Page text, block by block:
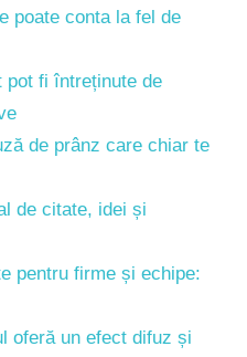
poate conta la fel de
pot fi întreținute de
de prânz care chiar te
de citate, idei și
pentru firme și echipe:
oferă un efect difuz și